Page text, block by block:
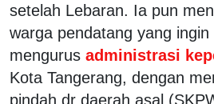
setelah Lebaran. Ia pun
warga pendatang yang
mengurus administrasi
Kota Tangerang, dengan
pindah dr daerah asal